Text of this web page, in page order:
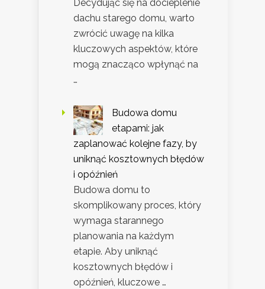
Decydując się na docieplenie
dachu starego domu, warto
zwrócić uwagę na kilka
kluczowych aspektów, które
mogą znacząco wpłynąć na
…
Budowa domu
etapami: jak
zaplanować kolejne fazy, by
uniknąć kosztownych błędów
i opóźnień
Budowa domu to
skomplikowany proces, który
wymaga starannego
planowania na każdym
etapie. Aby uniknąć
kosztownych błędów i
opóźnień, kluczowe …